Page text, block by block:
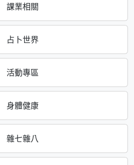
課業相關
占卜世界
活動專區
身體健康
雜七雜八